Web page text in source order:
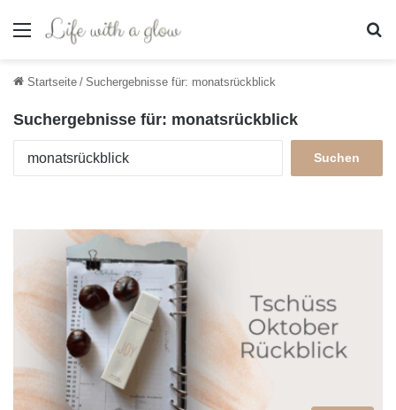
Menü
Startseite / Suchergebnisse für: monatsrückblick
Suchergebnisse für: monatsrückblick
c
: